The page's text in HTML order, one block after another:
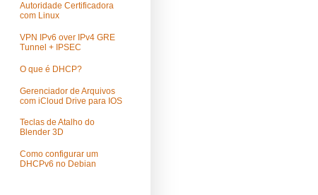
Autoridade Certificadora
com Linux
VPN IPv6 over IPv4 GRE
Tunnel + IPSEC
O que é DHCP?
Gerenciador de Arquivos
com iCloud Drive para IOS
Teclas de Atalho do
Blender 3D
Como configurar um
DHCPv6 no Debian